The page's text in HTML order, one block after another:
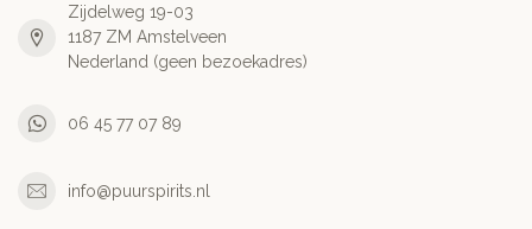
Zijdelweg 19-03
1187 ZM Amstelveen
Nederland (geen bezoekadres)
06 45 77 07 89
info@puurspirits.nl